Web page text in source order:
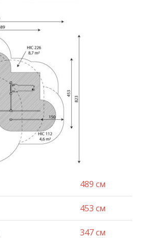
489 см
453 см
347 см